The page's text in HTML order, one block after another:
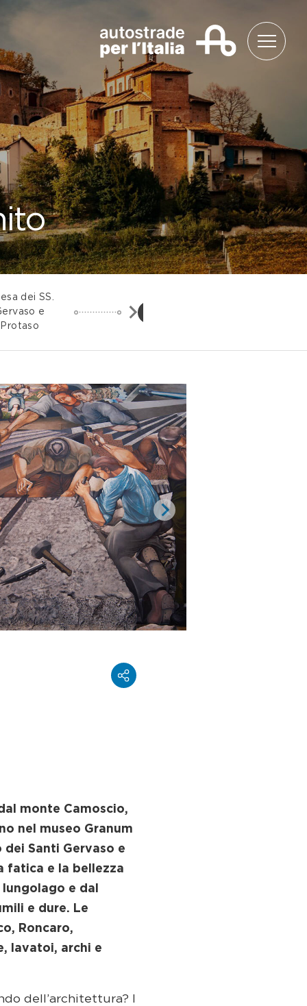
dei SS.
e
Protaso
monte Camoscio,
nel museo Granum
Santi Gervaso e
fatica e la bellezza
e dal
e dure. Le
Roncaro,
lavatoi, archi e
dell’architettura? I